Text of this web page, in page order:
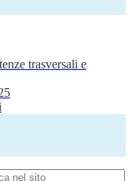
trasversali e